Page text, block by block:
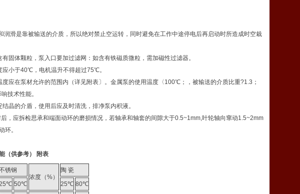
润滑是靠被输送的介质，所以绝对禁止空运转，同时避免在工作中途停电后再启动时所造成时空栽
固体颗粒，泵入口要加过滤网：如含有铁磁质微粒，需加磁性过滤器。
应小于40℃，电机温升不得超过75℃。
应在泵材允许的范围内（详见附表〕。金属泵的使用温度〈100℃；，被输送的介质比重?1.3；
技术性能。
晶的介盾，使用后应及时清洗，排净泵内积液。
，应拆检思承和端面动环的磨损情况，若轴承和轴套的间隙大于0.5~1mm,叶轮轴向窜动1.5~2mm
环。
（供参考） 附表
锈钢
浓度（%）
陶 瓷
50℃ 25℃ 80℃